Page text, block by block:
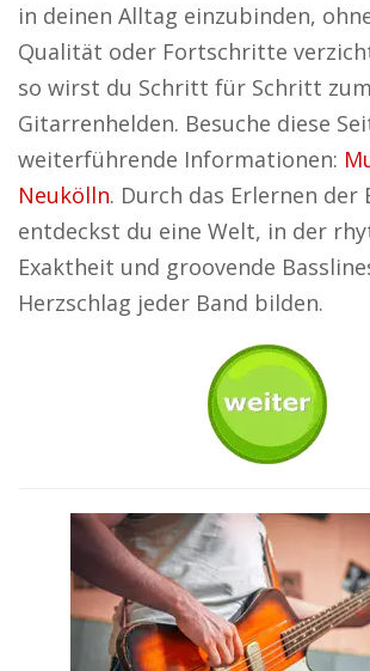
in deinen Alltag einzubinden,
Qualität oder Fortschritte
so wirst du Schritt für Schritt zum
Gitarrenhelden. Besuche diese
weiterführende Informationen:
Neukölln. Durch das Erlernen der
entdeckst du eine Welt, in der
Exaktheit und groovende
Herzschlag jeder Band bilden.